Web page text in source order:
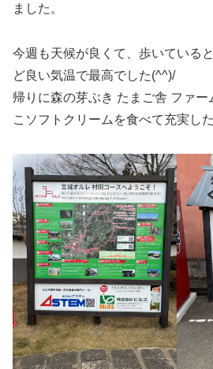
ました。
今週も天候が良くて、歩いている
ど良い気温で最高でした(^^)/
帰りに森の芽ぶき たまご舎 ファー
こソフトクリームを食べて充実し